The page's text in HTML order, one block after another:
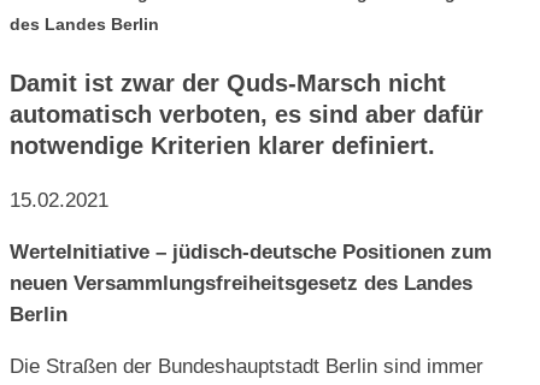
des Landes Berlin
Damit ist zwar der Quds-Marsch nicht
automatisch verboten, es sind aber dafür
notwendige Kriterien klarer definiert.
15.02.2021
WerteInitiative – jüdisch-deutsche Positionen zum
neuen Versammlungsfreiheitsgesetz des Landes
Berlin
Die Straßen der Bundeshauptstadt Berlin sind immer